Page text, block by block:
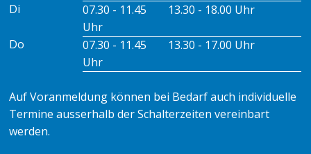
Di
07.30 - 11.45
Uhr
13.30 - 18.00 Uhr
Do
07.30 - 11.45
Uhr
13.30 - 17.00 Uhr
Auf Voranmeldung können bei Bedarf auch individuelle
Termine ausserhalb der Schalterzeiten vereinbart
werden.